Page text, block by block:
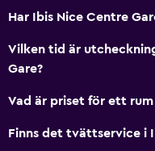
Dusch
Hårfön
Toalett
Toalettpapper
Har Ibis Nice Centre
Vilken tid är
Gare?
Vad är priset för ett rum
Finns det tvättservice i